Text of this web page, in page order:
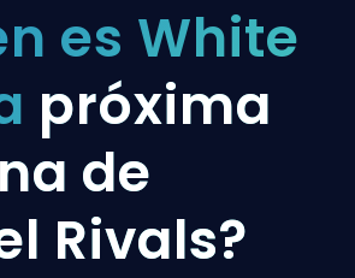
es White
próxima
de
Rivals?